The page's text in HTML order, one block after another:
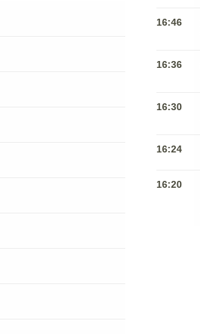
16:46
16:36
16:30
16:24
16:20